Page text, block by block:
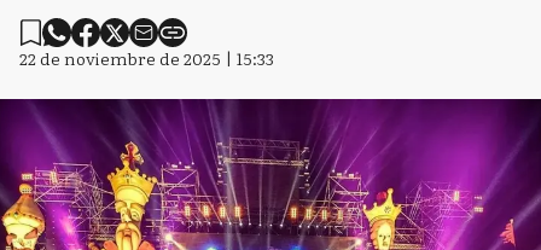
22 de noviembre de 2025 | 15:33